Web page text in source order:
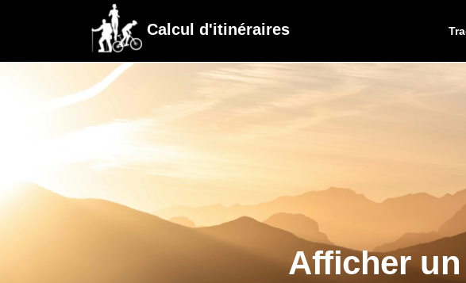
Calcul d'itinéraires
Afficher